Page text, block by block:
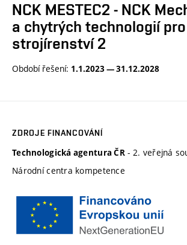
NCK MESTEC2 - NCK
a chytrých technologií pro
strojírenství 2
Období řešení: 1.1.2023 — 31.12.2028
ZDROJE FINANCOVÁNÍ
Technologická agentura ČR - 2. veřejná
Národní centra kompetence